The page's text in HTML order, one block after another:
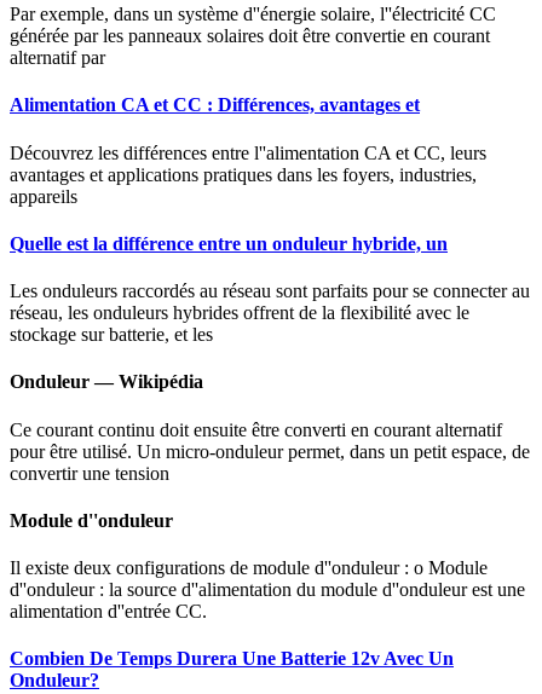
Par exemple, dans un système d''énergie solaire, l''électricité CC
générée par les panneaux solaires doit être convertie en courant
alternatif par
Alimentation CA et CC : Différences, avantages et
Découvrez les différences entre l''alimentation CA et CC, leurs
avantages et applications pratiques dans les foyers, industries,
appareils
Quelle est la différence entre un onduleur hybride, un
Les onduleurs raccordés au réseau sont parfaits pour se connecter au
réseau, les onduleurs hybrides offrent de la flexibilité avec le
stockage sur batterie, et les
Onduleur — Wikipédia
Ce courant continu doit ensuite être converti en courant alternatif
pour être utilisé. Un micro-onduleur permet, dans un petit espace, de
convertir une tension
Module d''onduleur
Il existe deux configurations de module d''onduleur : o Module
d''onduleur : la source d''alimentation du module d''onduleur est une
alimentation d''entrée CC.
Combien De Temps Durera Une Batterie 12v Avec Un
Onduleur?